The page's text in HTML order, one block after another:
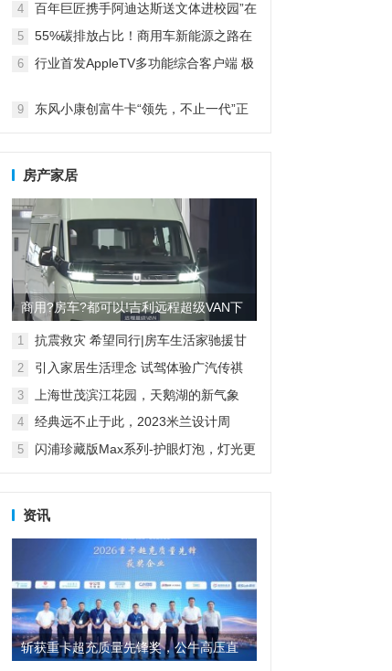
4
百年巨匠携手阿迪达斯送文体进校园”在
5
55%碳排放占比！商用车新能源之路在
6
行业首发AppleTV多功能综合客户端 极
9
东风小康创富牛卡“领先，不止一代”正
房产家居
商用?房车?都可以!吉利远程超级VAN下
线 明年上半年量产
1
抗震救灾 希望同行|房车生活家驰援甘
2
引入家居生活理念 试驾体验广汽传祺
3 上海世茂滨江花园，天鹅湖的新气象
4
经典远不止于此，2023米兰设计周
5
闪浦珍藏版Max系列-护眼灯泡，灯光更
资讯
斩获重卡超充质量先锋奖，公牛高压直